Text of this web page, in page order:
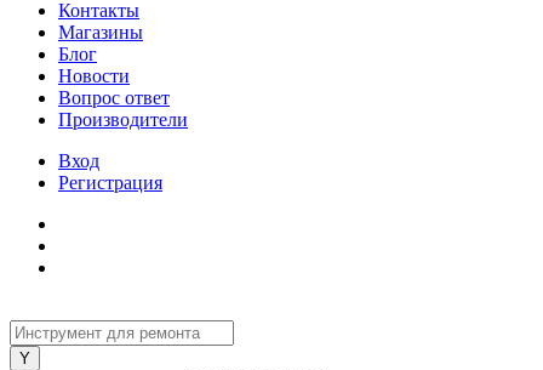
Контакты
Магазины
Блог
Новости
Вопрос ответ
Производители
Вход
Регистрация